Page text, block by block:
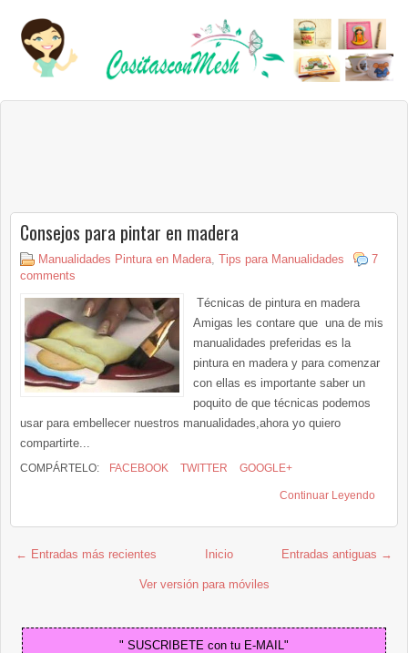
Consejos para pintar en madera
Manualidades Pintura en Madera Tips para Manualidades
7
comments
Técnicas de pintura en madera
Amigas les contare que una de mis
manualidades preferidas es la
pintura en madera y para comenzar
con ellas es importante saber un
poquito de que técnicas podemos
usar para embellecer nuestros manualidades,ahora yo quiero
compartirte...
COMPÁRTELO: FACEBOOK TWITTER GOOGLE+
Continuar Leyendo
← Entradas más recientes Entradas antiguas →
Inicio
Ver versión para móviles
" SUSCRIBETE con tu E-MAIL"